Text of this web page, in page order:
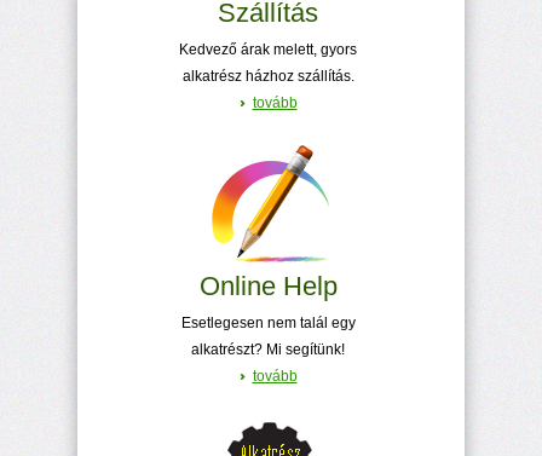
Szállítás
Kedvező árak melett, gyors
alkatrész házhoz szállítás.
tovább
Online Help
Esetlegesen nem talál egy
alkatrészt? Mi segítünk!
tovább